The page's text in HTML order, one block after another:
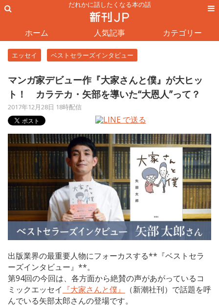
だれかに話したくなる本の話
ホーム 人気記事 カテゴリー
エッセイ ベストセラーズインタビュー
マンガ家デビュー作『大家さんと僕』が大ヒッ
ト！ カラテカ・矢部を導いた“大恩人”って？
2017年12月28日 18時配信
出版業界の最重要人物にフォーカスする**『ベストセラ
ーズインタビュー』**。
第94回の今回は、各方面から絶賛の声があがっているコ
ミックエッセイ 『大家さんと僕』
（新潮社刊）で話題を呼
んでいる矢部太郎さんの登場です。